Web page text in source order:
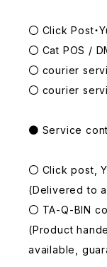
〇 Click Post
〇 Cat POS /
〇 courier
〇 courier
● Service
〇 Click post,
(Delivered to
〇 TA-Q-BIN
(Product
available,